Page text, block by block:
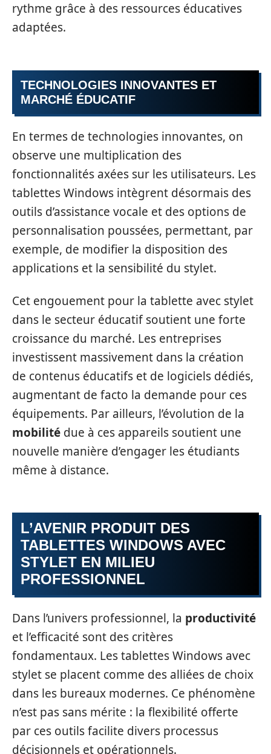
rythme grâce à des ressources éducatives
adaptées.
TECHNOLOGIES INNOVANTES ET
MARCHÉ ÉDUCATIF
En termes de technologies innovantes, on
observe une multiplication des
fonctionnalités axées sur les utilisateurs. Les
tablettes Windows intègrent désormais des
outils d’assistance vocale et des options de
personnalisation poussées, permettant, par
exemple, de modifier la disposition des
applications et la sensibilité du stylet.
Cet engouement pour la tablette avec stylet
dans le secteur éducatif soutient une forte
croissance du marché. Les entreprises
investissent massivement dans la création
de contenus éducatifs et de logiciels dédiés,
augmentant de facto la demande pour ces
équipements. Par ailleurs, l’évolution de la
mobilité due à ces appareils soutient une
nouvelle manière d’engager les étudiants
même à distance.
L’AVENIR PRODUIT DES
TABLETTES WINDOWS AVEC
STYLET EN MILIEU
PROFESSIONNEL
Dans l’univers professionnel, la productivité
et l’efficacité sont des critères
fondamentaux. Les tablettes Windows avec
stylet se placent comme des alliées de choix
dans les bureaux modernes. Ce phénomène
n’est pas sans mérite : la flexibilité offerte
par ces outils facilite divers processus
décisionnels et opérationnels.